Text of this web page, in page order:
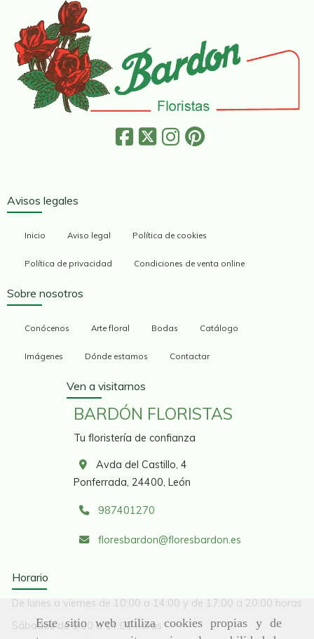
Este sitio web utiliza cookies propias y de
Avisos legales
Inicio Aviso legal Política de cookies
Política de privacidad Condiciones de venta online
Sobre nosotros
Conócenos Arte floral Bodas Catálogo
Imágenes Dónde estamos Contactar
Ven a visitarnos
BARDÓN FLORISTAS
Tu floristería de confianza
Avda del Castillo, 4
Ponferrada, 24400, León
987401270
floresbardon floresbardon.es
Horario
De lunes a viernes de 10:00 a 14:00 y de 17:00 a 20:00 horas
Sábados de 9:00 a 14:00 horas